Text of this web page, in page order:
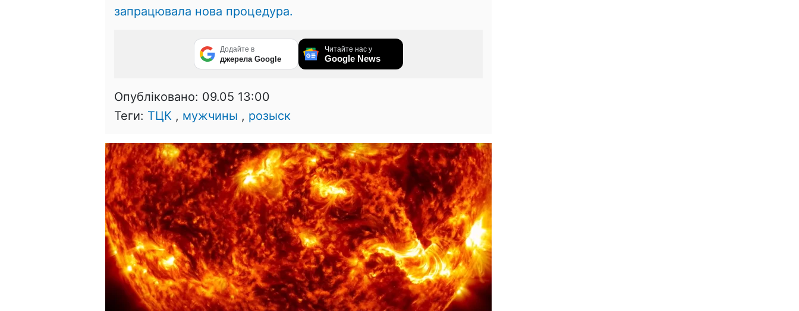
запрацювала нова процедура.
Додайте в
джерела Google
Читайте нас у
Google News
Опубліковано: 09.05 13:00
Теги: ТЦК , мужчины , розыск